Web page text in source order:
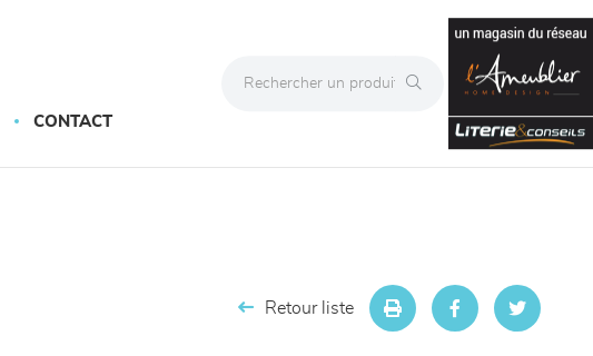
CONTACT
Retour liste